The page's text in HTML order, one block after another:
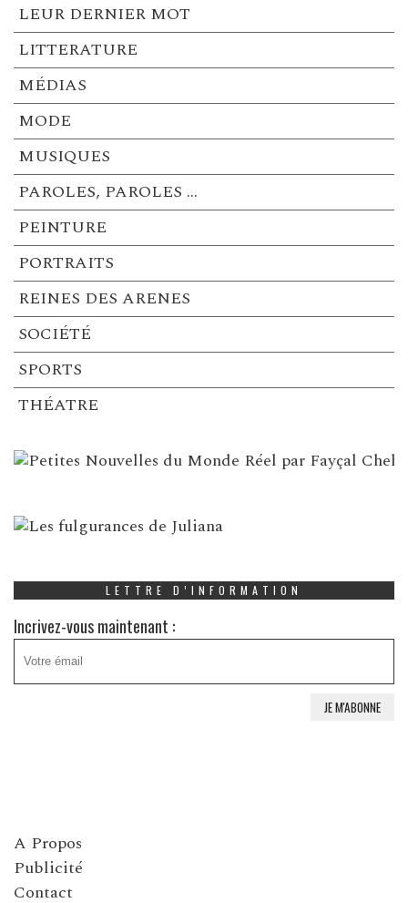
LEUR DERNIER MOT
LITTERATURE
MÉDIAS
MODE
MUSIQUES
PAROLES, PAROLES …
PEINTURE
PORTRAITS
REINES DES ARENES
SOCIÉTÉ
SPORTS
THÉATRE
LETTRE D’INFORMATION
Incrivez-vous maintenant :
A Propos
Publicité
Contact